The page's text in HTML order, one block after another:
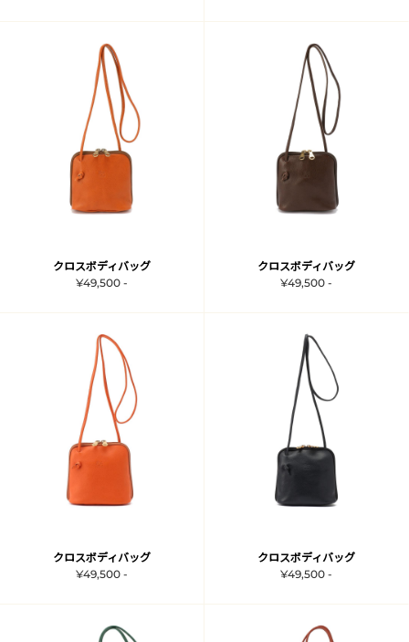
クロスボディバッグ
¥49,500 -
クロスボディバッグ
¥49,500 -
クロスボディバッグ
¥49,500 -
クロスボディバッグ
¥49,500 -